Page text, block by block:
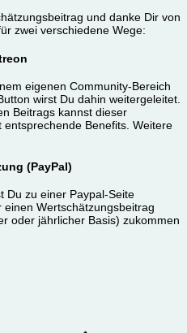
und danke Dir von
zwei verschiedene Wege:
eigenen Community-Bereich
wirst Du dahin weitergeleitet.
Beitrags kannst dieser
Benefits. Weitere
(PayPal)
Du zu einer Paypal-Seite
Wertschätzungsbeitrag
oder jährlicher Basis) zukommen